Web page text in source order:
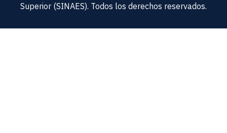
Superior (SINAES). Todos los derechos reservados.